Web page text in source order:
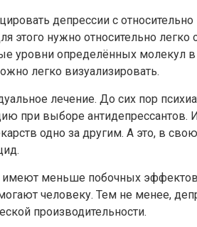
депрессии с
этого нужно относительно
уровни определённых молекул
легко визуализировать.
лечение. До сих пор
при выборе
одно за другим. А это, в
имеют меньше побочных
человеку. Тем не менее,
производительности.